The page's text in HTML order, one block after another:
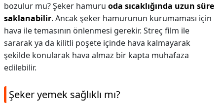
bozulur mu? Şeker hamuru oda sıcaklığında uzun süre
saklanabilir. Ancak şeker hamurunun kurumaması için
hava ile temasının önlenmesi gerekir. Streç film ile
sararak ya da kilitli poşete içinde hava kalmayarak
şekilde konularak hava almaz bir kapta muhafaza
edilebilir.
Şeker yemek sağlıklı mı?